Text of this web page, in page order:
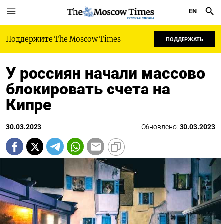
РУССКАЯ СЛУЖБА
EN
Поддержите The Moscow Times ПОДДЕРЖАТЬ
У россиян начали массово
блокировать счета на
Кипре
30.03.2023 Обновлено: 30.03.2023